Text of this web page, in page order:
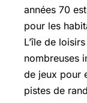
années 70
pour les
L’île de
nombreuses
de jeux pour
pistes de